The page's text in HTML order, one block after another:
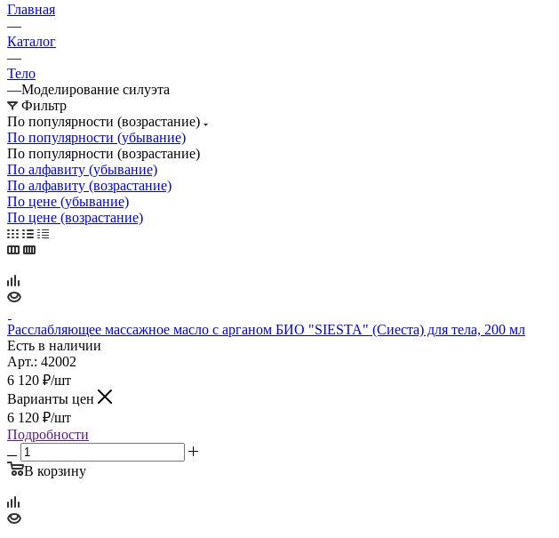
Главная
—
Каталог
—
Тело
—Моделирование силуэта
Фильтр
По популярности (возрастание)
По популярности (убывание)
По популярности (возрастание)
По алфавиту (убывание)
По алфавиту (возрастание)
По цене (убывание)
По цене (возрастание)
Расслабляющее массажное масло с арганом БИО "SIESTA" (Сиеста) для тела, 200 мл
Есть в наличии
Арт.: 42002
6 120 ₽/шт
Варианты цен
6 120 ₽/шт
Подробности
В корзину